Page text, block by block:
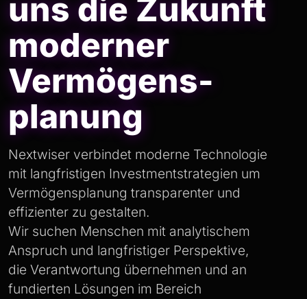
uns die Zukunft
moderner
Vermögens­
planung
Nextwiser verbindet moderne Technologie
mit langfristigen Investmentstrategien um
Vermögensplanung transparenter und
effizienter zu gestalten.
Wir suchen Menschen mit analytischem
Anspruch und langfristiger Perspektive,
die Verantwortung übernehmen und an
fundierten Lösungen im Bereich